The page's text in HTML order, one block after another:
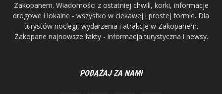
Zakopanem. Wiadomości z ostatniej chwili, korki, informacje
drogowe i lokalne - wszystko w ciekawej i prostej formie. Dla
turystów noclegi, wydarzenia i atrakcje w Zakopanem.
Zakopane najnowsze fakty - informacja turystyczna i newsy.
PODĄŻAJ ZA NAMI